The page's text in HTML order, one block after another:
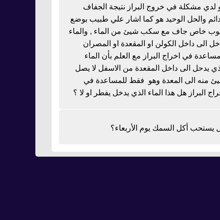
لدي مشكلة في خروج البراز نتيجة الجفاف
والحل الوحيد هو كما اشار علي طبيب بوضع
خاص جاف مع سكب شيئ من الماء , والماء
الى داخل الكولن او المقعدة او المصران
في اخراج البراز مع العلم بأن الماء
يدحل الى داخل المقعدة من الاسفل لا يصل
منه الى المعدة وهو فقط للمساعدة في
البراز هل هذا الماء الذي يدخل يفطر او لا ؟
يستحب أكل السمك يوم الأربعاء؟